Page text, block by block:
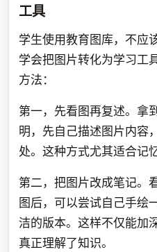
工具
学生使用教育图库，不应
学会把图片转化为学习工
方法：
第一，先看图再复述。拿
明，先自己描述图片内容
处。这种方式尤其适合记
第二，把图片改成笔记。
图后，可以尝试自己手绘
洁的版本。这样不仅能加
真正理解了知识。